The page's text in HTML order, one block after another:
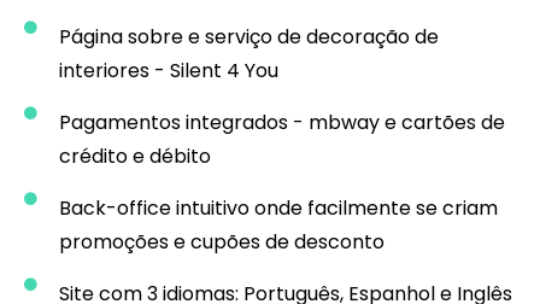
Página sobre e serviço de decoração de
interiores - Silent 4 You
Pagamentos integrados - mbway e cartões de
crédito e débito
Back-office intuitivo onde facilmente se criam
promoções e cupões de desconto
Site com 3 idiomas: Português, Espanhol e Inglês